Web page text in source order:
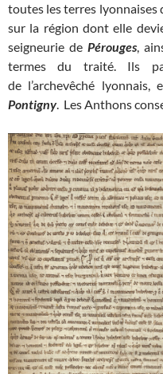
toutes les terres lyonnaises
sur la région dont elle
seigneurie de Pérouges,
termes du traité. Ils
de l’archevêché
Pontigny. Les Anthons